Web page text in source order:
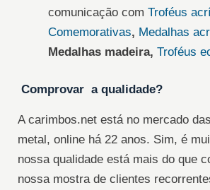
comunicação com Troféus
Comemorativas, Medalhas
Medalhas madeira, Troféus
Comprovar a qualidade?
A carimbos.net está no mercado
metal, online há 22 anos. Sim, é
nossa qualidade está mais do que
nossa mostra de clientes